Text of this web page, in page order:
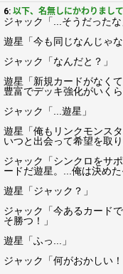
6: 以下、名無しにかわりまし
ジャック「...そうだったな
遊星「今も同じなんじゃな
ジャック「なんだと？」
遊星「新規カードがなく
豊富でデッキ強化がいくら
ジャック「...遊星」
遊星「俺もリンクモンス
いつと出会って希望を取
ジャック「シンクロをサ
ードだ遊星。...俺は決めた
遊星「ジャック？」
ジャック「今あるカード
そ勝つ！」
遊星「ふっ...」
ジャック「何がおかしい！